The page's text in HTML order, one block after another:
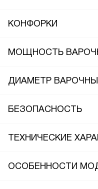
КОНФОРКИ
МОЩНОСТЬ
ДИАМЕТР
БЕЗОПАСНОСТЬ
ТЕХНИЧЕСКИЕ
ОСОБЕННОСТИ